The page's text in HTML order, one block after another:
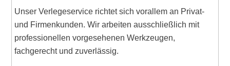
Unser Verlegeservice richtet sich vorallem an Privat-
und Firmenkunden. Wir arbeiten ausschließlich mit
professionellen vorgesehenen Werkzeugen,
fachgerecht und zuverlässig.